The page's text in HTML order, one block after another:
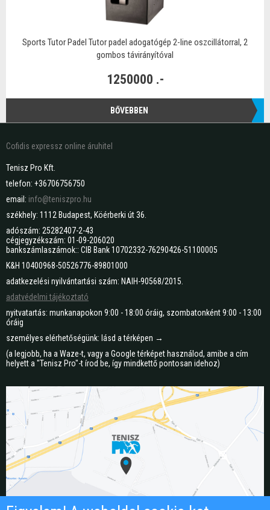
Sports Tutor Padel Tutor padel adogatógép 2-line oszcillátorral, 2
gombos távirányítóval
1250000 .-
BŐVEBBEN
Cofidis expressz online áruhitel
Tenisz Pro Kft.
telefon: +36706756750
email: info@teniszpro.hu
székhely: 1112 Budapest, Köérberki út 36.
adószám: 25282407-2-43
cégjegyzékszám: 01-09-206020
bankszámlaszámok:: CIB Bank 10702332-76290426-51100005
K&H 10400968-50526776-89801000
adatkezelési nyilvántartási szám: NAIH-90568/2015.
adatvédelmi tájékoztató
nyitvatartás: munkanapokon 9:00 - 18:00 óráig, szombatonként 9:00 - 13:00
óráig
személyes elérhetőségünk: lásd a térképen →
(a legjobb, ha a Waze-t, vagy a Google térképet használod, amibe a cím
helyett a "Tenisz Pro"-t írod be, így mindkettő pontosan idehoz)